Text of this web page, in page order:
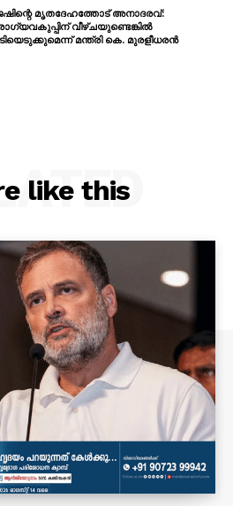
മൃതദേഹത്തോട് അനാദരവ്:
വീഴ്ചയുണ്ടെങ്കിൽ
മന്ത്രി കെ. മുരളീധരൻ
like this